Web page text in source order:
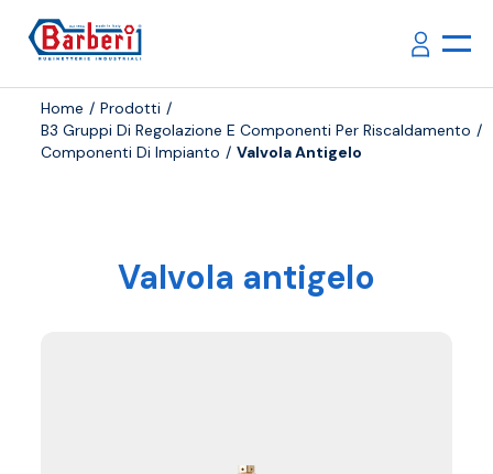
Home
Prodotti
B3 Gruppi Di Regolazione E Componenti Per Riscaldamento
Componenti Di Impianto
Valvola Antigelo
Valvola antigelo